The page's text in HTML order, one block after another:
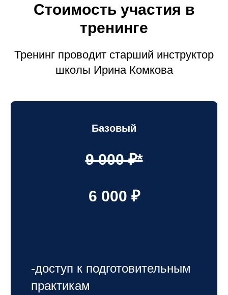
Стоимость участия в
тренинге
Тренинг проводит старший инструктор
школы Ирина Комкова
Базовый
9 000 ₽*
6 000 ₽
-доступ к подготовительным
практикам